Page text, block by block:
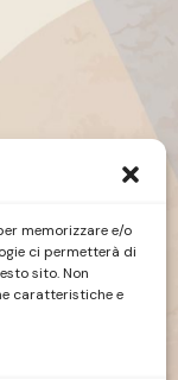
memorizzare e/o
ci permetterà di
sito. Non
caratteristiche e
Zeno